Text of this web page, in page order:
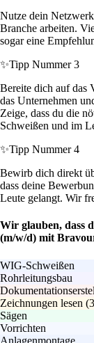
Nutze dein
Branche arbeiten.
sogar eine
✨Tipp Nummer 3
Bereite dich auf das
das Unternehmen
Zeige, dass du die
Schweißen und im
✨Tipp Nummer 4
Bewirb dich direkt
dass deine
Leute gelangt. Wir
Wir glauben, dass
(m/w/d) mit
WIG-Schweißen
Rohrleitungsbau
Zeichnungen lesen
Sägen
Vorrichten
Anlagenmontage